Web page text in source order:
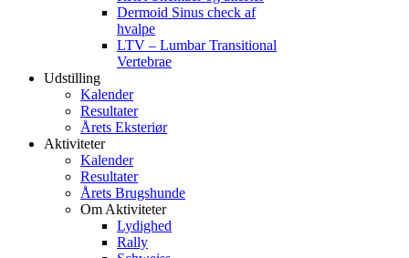
Dermoid Sinus check af
hvalpe
LTV – Lumbar Transitional
Vertebrae
Udstilling
Kalender
Resultater
Årets Eksteriør
Aktiviteter
Kalender
Resultater
Årets Brugshunde
Om Aktiviteter
Lydighed
Rally